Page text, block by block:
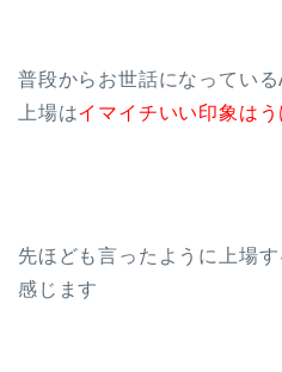
普段からお世話になってい
上場はイマイチいい印象は
先ほども言ったように上場
感じます